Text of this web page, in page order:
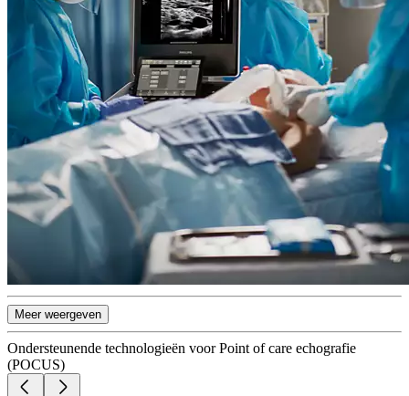
Meer weergeven
Ondersteunende technologieën voor Point of care echografie
(POCUS)